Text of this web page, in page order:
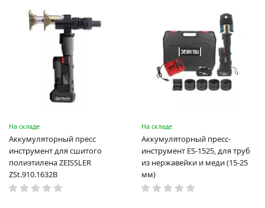
На складе
Аккумуляторный пресс
инструмент для сшитого
полиэтилена ZEISSLER
ZSt.910.1632B
На складе
Аккумуляторный пресс-
инструмент ES-1525, для труб
из нержавейки и меди (15-25
мм)